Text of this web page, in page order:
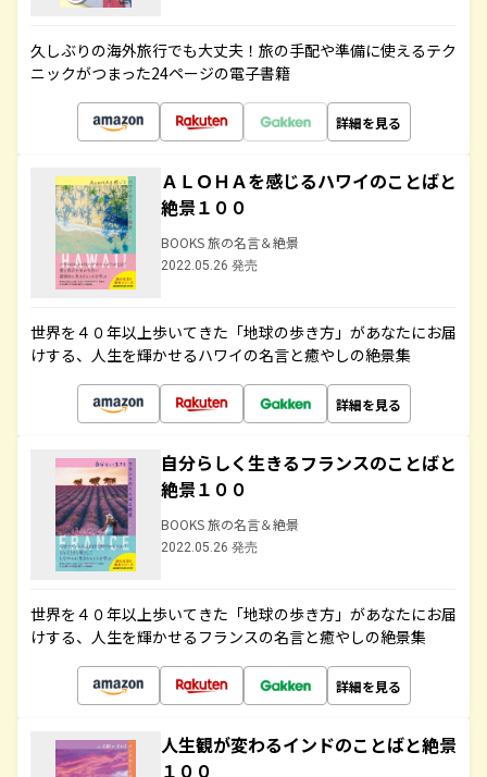
久しぶりの海外旅行でも大丈夫！旅の手配や準備に使えるテク
ニックがつまった24ページの電子書籍
詳細を見る
ＡＬＯＨＡを感じるハワイのことばと
絶景１００
BOOKS 旅の名言＆絶景
2022.05.26 発売
世界を４０年以上歩いてきた「地球の歩き方」があなたにお届
けする、人生を輝かせるハワイの名言と癒やしの絶景集
詳細を見る
自分らしく生きるフランスのことばと
絶景１００
BOOKS 旅の名言＆絶景
2022.05.26 発売
世界を４０年以上歩いてきた「地球の歩き方」があなたにお届
けする、人生を輝かせるフランスの名言と癒やしの絶景集
詳細を見る
人生観が変わるインドのことばと絶景
１００